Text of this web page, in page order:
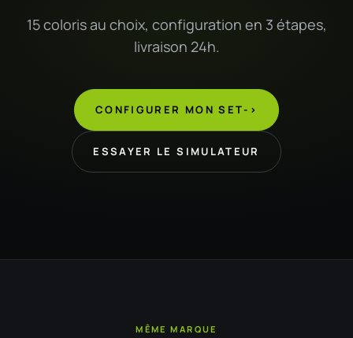
15 coloris au choix, configuration en 3 étapes,
livraison 24h.
CONFIGURER MON SET->
ESSAYER LE SIMULATEUR
MÊME MARQUE